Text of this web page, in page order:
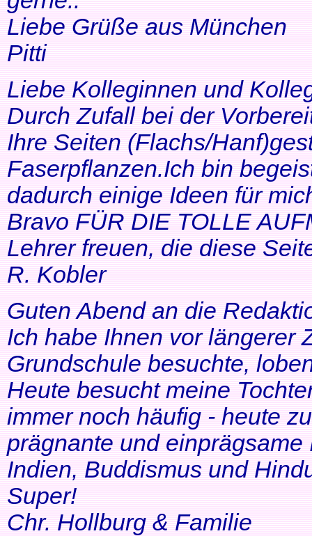
Liebe Grüße aus München
Pitti
Liebe Kolleginnen und
Durch Zufall bei der
Ihre Seiten (Flachs/
Faserpflanzen.Ich bin
dadurch einige Ideen für
Bravo FÜR DIE TOLLE
Lehrer freuen, die diese
R. Kobler
Guten Abend an die
Ich habe Ihnen vor längerer
Grundschule besuchte,
Heute besucht meine
immer noch häufig - heute
prägnante und
Indien, Buddismus und
Super!
Chr. Hollburg & Familie